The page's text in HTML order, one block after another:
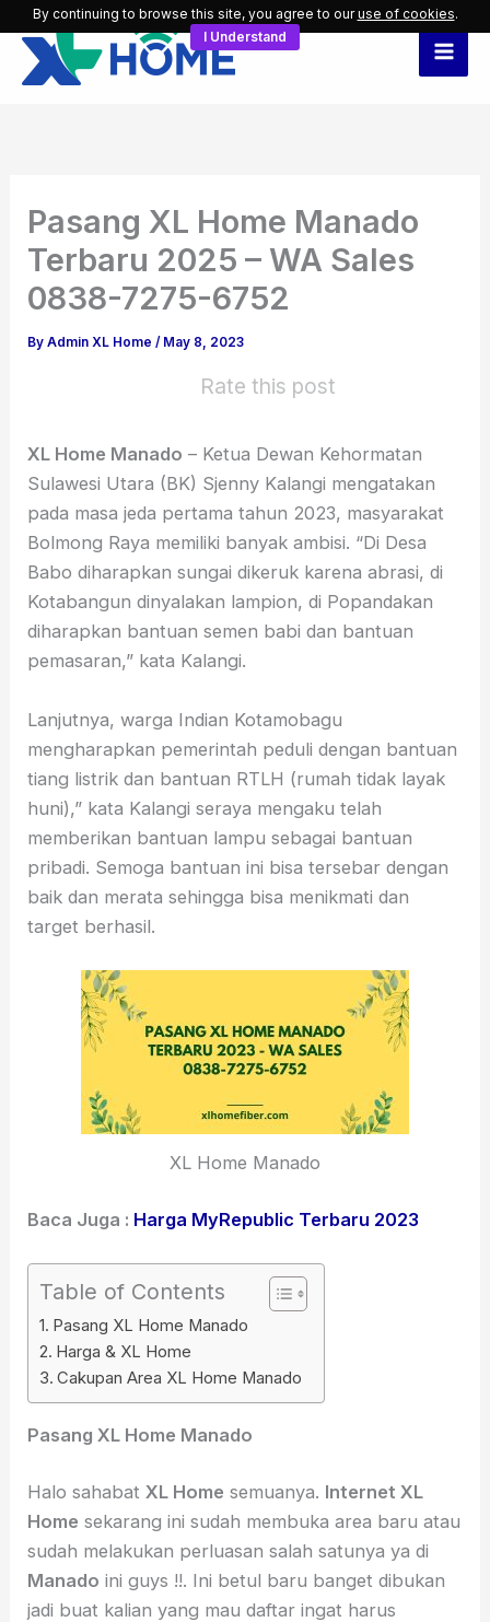
Skip
content
Pasang XL Home Manado
Terbaru 2025 – WA Sales
0838-7275-6752
ByAdmin XL Home/ May 8, 2023
Rate this post
XL Home Manado – Ketua Dewan Kehormatan
Sulawesi Utara (BK) Sjenny Kalangi mengatakan
pada masa jeda pertama tahun 2023, masyarakat
Bolmong Raya memiliki banyak ambisi. “Di Desa
Babo diharapkan sungai dikeruk karena abrasi, di
Kotabangun dinyalakan lampion, di Popandakan
diharapkan bantuan semen babi dan bantuan
pemasaran,” kata Kalangi.
Lanjutnya, warga Indian Kotamobagu
mengharapkan pemerintah peduli dengan bantuan
tiang listrik dan bantuan RTLH (rumah tidak layak
huni),” kata Kalangi seraya mengaku telah
memberikan bantuan lampu sebagai bantuan
pribadi. Semoga bantuan ini bisa tersebar dengan
baik dan merata sehingga bisa menikmati dan
target berhasil.
XL Home Manado
Baca Juga : Harga MyRepublic Terbaru 2023
Table of Contents
Pasang XL Home Manado
Harga & XL Home
Cakupan Area XL Home Manado
Pasang XL Home Manado
Halo sahabatXL Home semuanya. Internet XL
Home sekarang ini sudah membuka area baru atau
sudah melakukan perluasan salah satunya ya di
Manado ini guys !!. Ini betul baru banget dibukan
jadi buat kalian yang mau daftar ingat harus
By continuing to browse this site, you agree to ouruse of cookies.
I Understand